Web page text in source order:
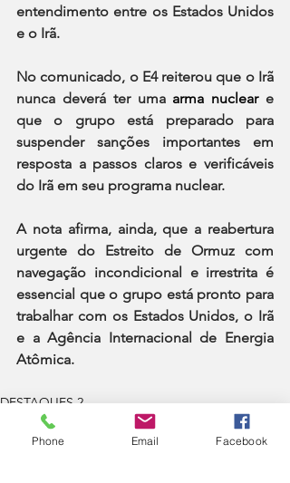
entendimento entre os Estados Unidos
e o Irã.
No comunicado, o E4 reiterou que o Irã
nunca deverá ter uma arma nuclear e
que o grupo está preparado para
suspender sanções importantes em
resposta a passos claros e verificáveis
do Irã em seu programa nuclear.
A nota afirma, ainda, que a reabertura
urgente do Estreito de Ormuz com
navegação incondicional e irrestrita é
essencial que o grupo está pronto para
trabalhar com os Estados Unidos, o Irã
e a Agência Internacional de Energia
Atômica.
DESTAQUES 2
Phone Email Facebook